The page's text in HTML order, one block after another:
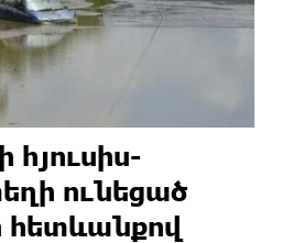
ունեցած
հետևանքով